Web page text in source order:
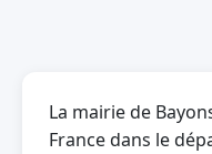
La mairie de
France dans le